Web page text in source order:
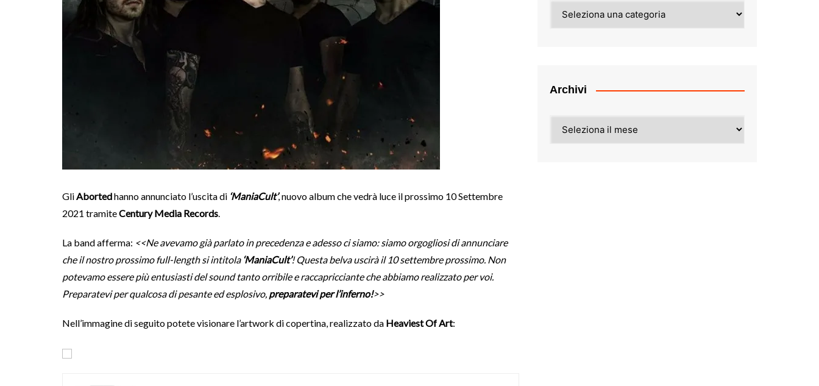
GliAbortedhanno annunciato l’uscita di ‘ManiaCult’, nuovo album che vedrà luce il prossimo 10 Settembre
2021 tramiteCentury Media Records.
La band afferma: <<Ne avevamo già parlato in precedenza e adesso ci siamo: siamo orgogliosi di annunciare
che il nostro prossimo full-length si intitola ‘ManiaCult’! Questa belva uscirà il 10 settembre prossimo. Non
potevamo essere più entusiasti del sound tanto orribile e raccapricciante che abbiamo realizzato per voi.
Preparatevi per qualcosa di pesante ed esplosivo, preparatevi per l’inferno!>>
Nell’immagine di seguito potete visionare l’artwork di copertina, realizzato da Heaviest Of Art:
Archivi